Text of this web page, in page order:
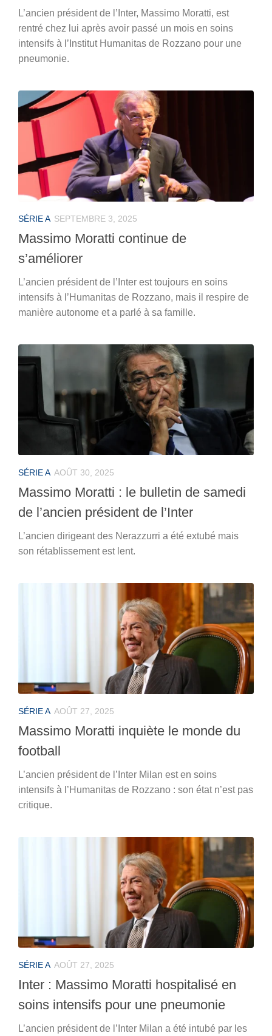
L’ancien président de l’Inter, Massimo Moratti, est
rentré chez lui après avoir passé un mois en soins
intensifs à l’Institut Humanitas de Rozzano pour une
pneumonie.
SÉRIE A SEPTEMBRE 3, 2025
Massimo Moratti continue de
s’améliorer
L’ancien président de l’Inter est toujours en soins
intensifs à l’Humanitas de Rozzano, mais il respire de
manière autonome et a parlé à sa famille.
SÉRIE A AOÛT 30, 2025
Massimo Moratti : le bulletin de samedi
de l’ancien président de l’Inter
L’ancien dirigeant des Nerazzurri a été extubé mais
son rétablissement est lent.
SÉRIE A AOÛT 27, 2025
Massimo Moratti inquiète le monde du
football
L’ancien président de l’Inter Milan est en soins
intensifs à l’Humanitas de Rozzano : son état n’est pas
critique.
SÉRIE A AOÛT 27, 2025
Inter : Massimo Moratti hospitalisé en
soins intensifs pour une pneumonie
L’ancien président de l’Inter Milan a été intubé par les